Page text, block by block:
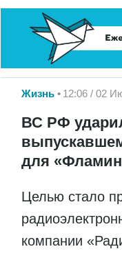
Жизнь 12:06 / 02
ВС РФ
для
Целью стало
компании